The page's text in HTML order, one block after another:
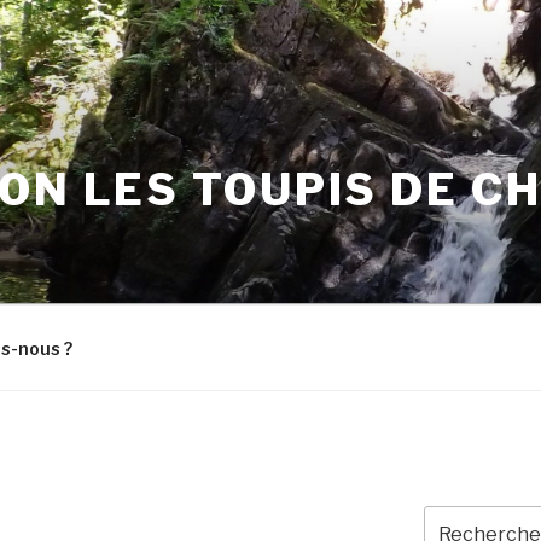
LES TOUPIS DE
nous ?